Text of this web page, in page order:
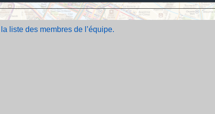
liste des membres de l’équipe.